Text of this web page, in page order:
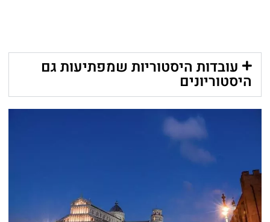
עובדות היסטוריות שמפתיעות גם
היסטוריונים